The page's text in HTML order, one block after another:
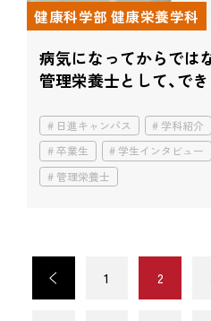
健康科学部 健康栄養学科
病気になってからでは
管理栄養士として、で
日進キャンパス 学科紹介
卒業生
学生インタビュー
管理栄養士
< 1 2